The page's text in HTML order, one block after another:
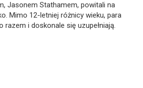
Jasonem Stathamem, powitali na
Mimo 12-letniej różnicy wieku, para
razem i doskonale się uzupełniają.